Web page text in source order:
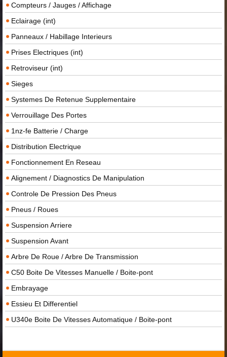
Compteurs / Jauges / Affichage
Eclairage (int)
Panneaux / Habillage Interieurs
Prises Electriques (int)
Retroviseur (int)
Sieges
Systemes De Retenue Supplementaire
Verrouillage Des Portes
1nz-fe Batterie / Charge
Distribution Electrique
Fonctionnement En Reseau
Alignement / Diagnostics De Manipulation
Controle De Pression Des Pneus
Pneus / Roues
Suspension Arriere
Suspension Avant
Arbre De Roue / Arbre De Transmission
C50 Boite De Vitesses Manuelle / Boite-pont
Embrayage
Essieu Et Differentiel
U340e Boite De Vitesses Automatique / Boite-pont